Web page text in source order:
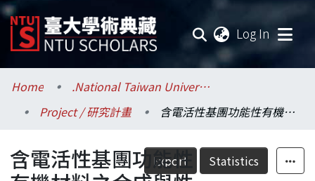
Log In
Communities & Collections
Research Outputs
Fundings & Projects
Home
.National Taiwan University / 國立臺灣大學
Project / 研究計畫
含電活性基團功能性有機材料之合成與性質研究
Export Statistics
含電活性基團功能性